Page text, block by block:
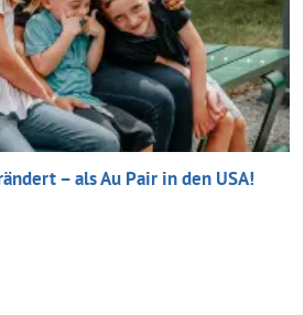
– als Au Pair in den USA!